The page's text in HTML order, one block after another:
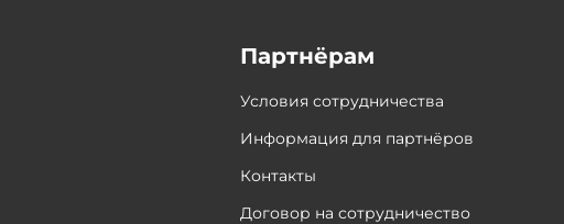
Партнёрам
Условия сотрудничества
Информация для партнёров
Контакты
Договор на сотрудничество